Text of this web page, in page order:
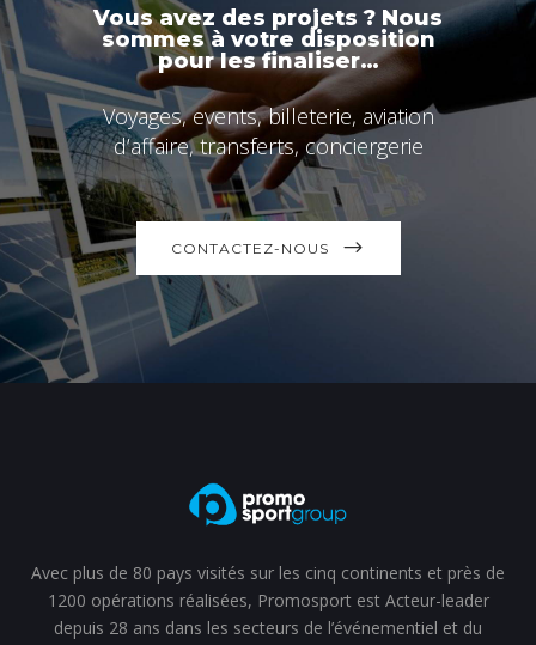
Vous avez des projets ? Nous
sommes à votre disposition
pour les finaliser…
Voyages, events, billeterie, aviation
d’affaire, transferts, conciergerie
CONTACTEZ-NOUS
Avec plus de 80 pays visités sur les cinq continents et près de
1200 opérations réalisées, Promosport est Acteur-leader
depuis 28 ans dans les secteurs de l’événementiel et du